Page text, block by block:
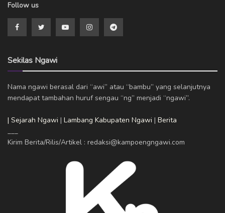
Follow us
Sekilas Ngawi
Nama ngawi berasal dari “awi” atau “bambu” yang selanjutnya
mendapat tambahan huruf sengau “ng” menjadi “ngawi”.
| Sejarah Ngawi | Lambang Kabupaten Ngawi | Berita
___
Kirim Berita/Rilis/Artikel : redaksi@kampoengngawi.com